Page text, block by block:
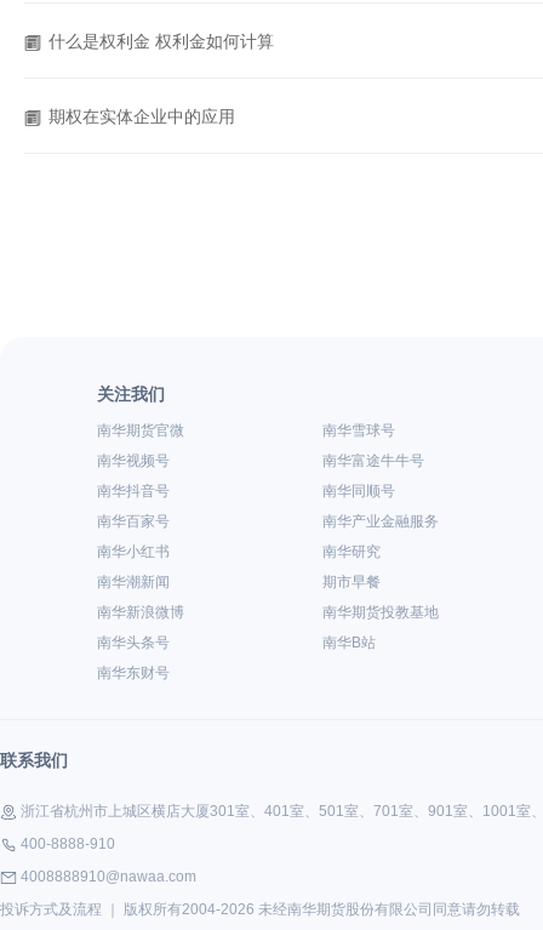
什么是权利金 权利金如何计算
期权在实体企业中的应用
关注我们
南华期货官微
南华视频号
南华抖音号
南华百家号
南华小红书
南华潮新闻
南华新浪微博
南华头条号
南华东财号
南华雪球号
南华富途牛牛号
南华同顺号
南华产业金融服务
南华研究
期市早餐
南华期货投教基地
南华B站
联系我们
浙江省杭州市上城区横店大厦301室、401室、501室、701室、901室、1001室
400-8888-910
4008888910@nawaa.com
投诉方式及流程 ｜ 版权所有2004-2026 未经南华期货股份有限公司同意请勿转载